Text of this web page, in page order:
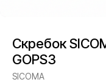
Скребок
GOPS3
SICOMA